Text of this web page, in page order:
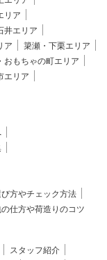
リア
井エリア
ア
簗瀬・下栗エリア
おもちゃの町エリア
エリア
方やチェック方法
仕方や荷造りのコツ
スタッフ紹介